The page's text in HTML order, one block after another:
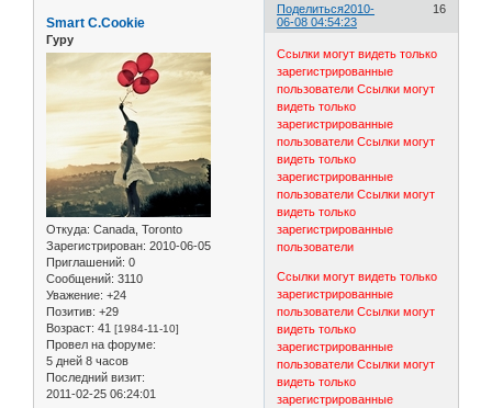
Поделиться 16
2010-
06-08 04:54:23
Smart C.Cookie
Гуру
Откуда: Canada, Toronto
Зарегистрирован: 2010-06-05
Приглашений: 0
Сообщений: 3110
Уважение: +24
Позитив: +29
Возраст: 41 [1984-11-10]
Провел на форуме:
5 дней 8 часов
Последний визит:
2011-02-25 06:24:01
Ссылки могут видеть только
зарегистрированные
пользователи Ссылки могут
видеть только
зарегистрированные
пользователи Ссылки могут
видеть только
зарегистрированные
пользователи Ссылки могут
видеть только
зарегистрированные
пользователи
Ссылки могут видеть только
зарегистрированные
пользователи Ссылки могут
видеть только
зарегистрированные
пользователи Ссылки могут
видеть только
зарегистрированные